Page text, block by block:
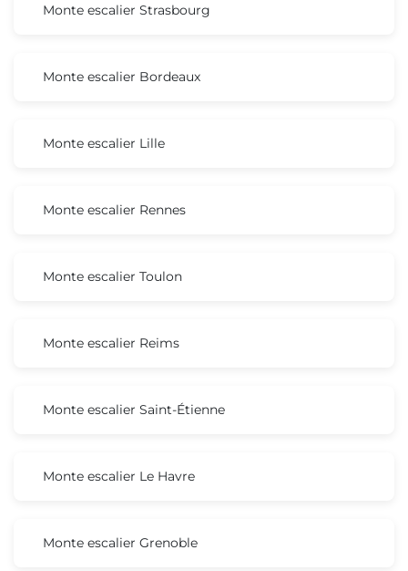
Monte escalier Strasbourg
Monte escalier Bordeaux
Monte escalier Lille
Monte escalier Rennes
Monte escalier Toulon
Monte escalier Reims
Monte escalier Saint-Étienne
Monte escalier Le Havre
Monte escalier Grenoble